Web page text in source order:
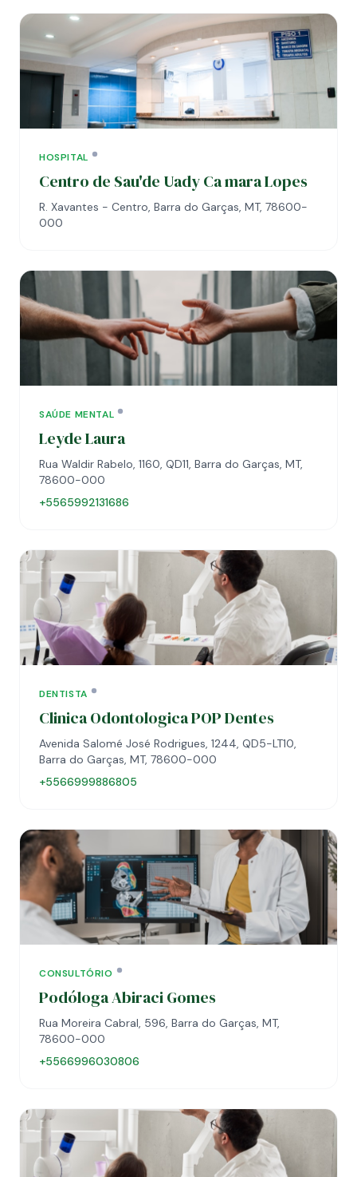
HOSPITAL
Centro de Sau'de Uady Ca mara Lopes
R. Xavantes - Centro, Barra do Garças, MT, 78600-
000
SAÚDE MENTAL
Leyde Laura
Rua Waldir Rabelo, 1160, QD11, Barra do Garças, MT,
78600-000
+5565992131686
DENTISTA
Clinica Odontologica POP Dentes
Avenida Salomé José Rodrigues, 1244, QD5-LT10,
Barra do Garças, MT, 78600-000
+5566999886805
CONSULTÓRIO
Podóloga Abiraci Gomes
Rua Moreira Cabral, 596, Barra do Garças, MT,
78600-000
+5566996030806